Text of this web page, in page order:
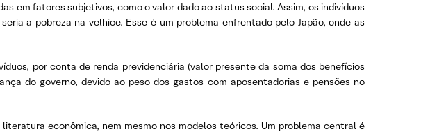
em fatores subjetivos, como o valor dado ao status social. Assim, os indivíduos
a pobreza na velhice. Esse é um problema enfrentado pelo Japão, onde as
por conta de renda previdenciária (valor presente da soma dos benefícios
do governo, devido ao peso dos gastos com aposentadorias e pensões no
econômica, nem mesmo nos modelos teóricos. Um problema central é